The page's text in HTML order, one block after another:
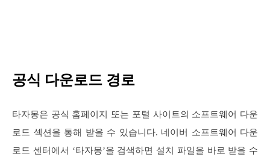
공식 다운로드 경로
타자몽은 공식 홈페이지 또는 포털 사이트의 소프트웨어 다운
로드 섹션을 통해 받을 수 있습니다. 네이버 소프트웨어 다운
로드 센터에서 ‘타자몽’을 검색하면 설치 파일을 바로 받을 수